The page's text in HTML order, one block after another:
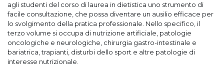
agli studenti del corso di laurea in dietistica uno strumento di
facile consultazione, che possa diventare un ausilio efficace per
lo svolgimento della pratica professionale. Nello specifico, il
terzo volume si occupa di nutrizione artificiale, patologie
oncologiche e neurologiche, chirurgia gastro-intestinale e
bariatrica, trapianti, disturbi dello sport e altre patologie di
interesse nutrizionale.